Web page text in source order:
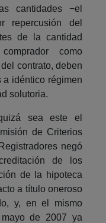
cantidades −el
del
de la cantidad
como
contrato, deben
a idéntico régimen
solutoria.
sea este el
de Criterios
negó
de los
de la hipoteca
a título oneroso
y, en el mismo
de 2007 ya